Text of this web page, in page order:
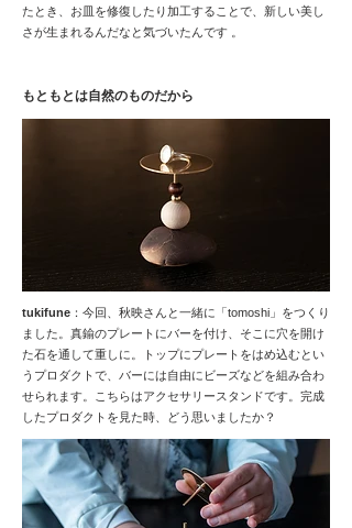
たとき、お皿を修復したり加工することで、新しい美し
さが生まれるんだなと気づいたんです 。
もともとは自然のものだから
tukifune ：今回、秋映さんと一緒に「tomoshi」をつくり
ました。真鍮のプレートにバーを付け、そこに穴を開け
た石を通して重しに。トップにプレートをはめ込むとい
うプロダクトで、バーには自由にビーズなどを組み合わ
せられます。こちらはアクセサリースタンドです。完成
したプロダクトを見た時、どう思いましたか？